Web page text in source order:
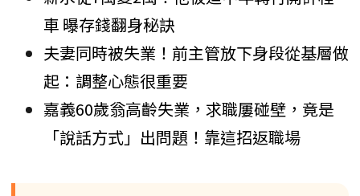
車 曝存錢翻身秘訣
夫妻同時被失業！前主管放下身段從基層做
起：調整心態很重要
嘉義60歲翁高齡失業，求職屢碰壁，竟是
「說話方式」出問題！靠這招返職場